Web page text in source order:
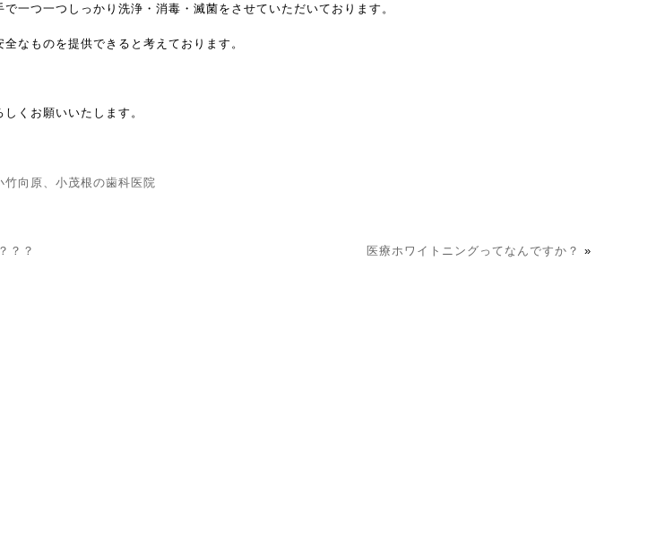
一つ一つしっかり洗浄・消毒・滅菌をさせていただいております。
なものを提供できると考えております。
くお願いいたします。
向原、小茂根の歯科医院
？？ 医療ホワイトニングってなんですか？ »